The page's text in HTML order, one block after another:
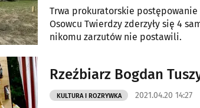
Trwa prokuratorskie postępowanie
Osowcu Twierdzy zderzyły się 4
nikomu zarzutów nie postawili.
Rzeźbiarz Bogdan
KULTURA I ROZRYWKA 2021.04.20 14:27